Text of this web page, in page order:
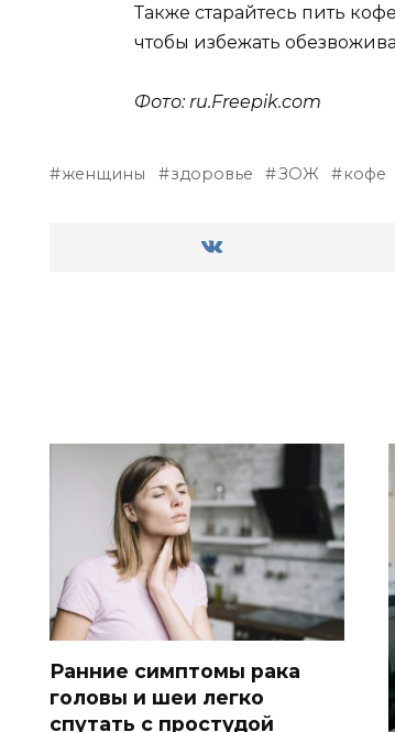
Также старайтесь пить
чтобы избежать
Фото: ru.Freepik.com
женщины здоровье ЗОЖ кофе
Ранние симптомы рака
головы и шеи легко
спутать с простудой